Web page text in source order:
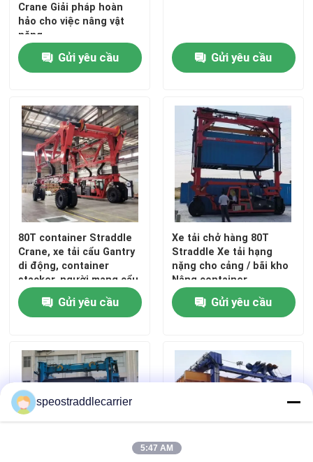
Trang chủ
Video
Về chúng tôi
Tham quan nhà máy
Kiểm soát chất lượng
Liên hệ chúng tôi
Tin tức
Yêu cầu báo giá
Tàu sân bay container
Crane Giải pháp hoàn
hảo cho việc nâng vật
nặng
Gửi yêu cầu Gửi yêu cầu
80T container Straddle
Crane, xe tải cẩu Gantry
di động, container
stacker, người mang cẩu
tùy chỉnh
Gửi yêu cầu
Xe tải chở hàng 80T
Straddle Xe tải hạng
nặng cho cảng / bãi kho
Nâng container
Gửi yêu cầu
speostraddlecarrier
5:47 AM